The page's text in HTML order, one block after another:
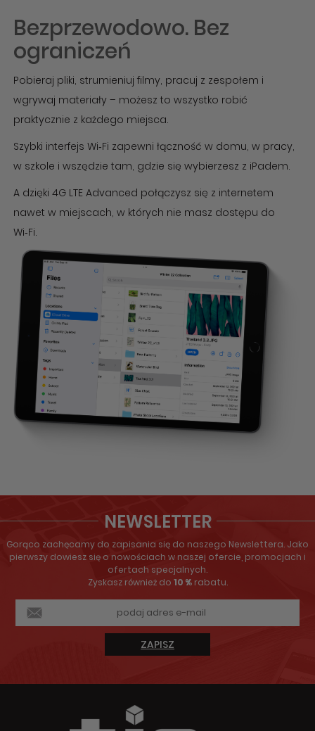
Bezprzewodowo. Bez
ograniczeń
Pobieraj pliki, strumieniuj filmy, pracuj z zespołem i
wgrywaj materiały – możesz to wszystko robić
praktycznie z każdego miejsca.
Szybki interfejs Wi‑Fi zapewni łączność w domu, w pracy,
w szkole i wszędzie tam, gdzie się wybierzesz z iPadem.
A dzięki 4G LTE Advanced połączysz się z internetem
nawet w miejscach, w których nie masz dostępu do
Wi‑Fi.
NEWSLETTER
Gorąco zachęcamy do zapisania się do naszego Newslettera. Jako
pierwszy dowiesz się o nowościach w naszej ofercie, promocjach i
ofertach specjalnych.
Zyskasz również do 10 %rabatu.
ZAPISZ